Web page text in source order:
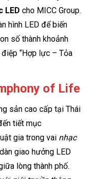
LED cho MICC Group.
hình LED để biến
số thành khoảnh
“Hợp lực – Tỏa
of Life
sản cao cấp tại Thái
tiết mục
gia trong vai nhạc
giao hưởng LED
lòng thành phố.